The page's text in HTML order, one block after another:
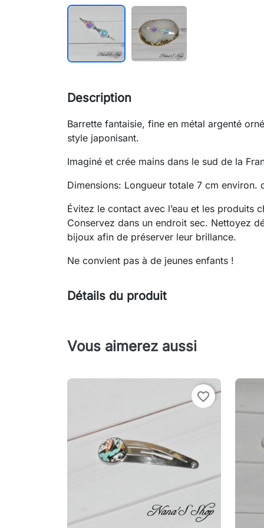
Description
Barrette fantaisie, fine en métal argenté
style japonisant.
Imaginé et crée mains dans le sud de la
Dimensions: Longueur totale 7 cm environ.
Évitez le contact avec l’eau et les produits
Conservez dans un endroit sec. Nettoyez
bijoux afin de préserver leur brillance.
Ne convient pas à de jeunes enfants !
Détails du produit
Vous aimerez aussi
favorite_border